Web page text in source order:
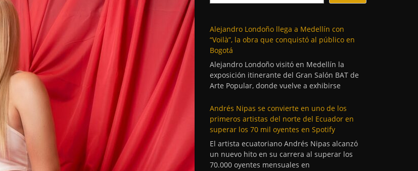
Alejandro Londoño llega a Medellín con
“Voilà”, la obra que conquistó al público en
Bogotá
Alejandro Londoño visitó en Medellín la
exposición itinerante del Gran Salón BAT de
Arte Popular, donde vuelve a exhibirse
Andrés Nipas se convierte en uno de los
primeros artistas del norte del Ecuador en
superar los 70 mil oyentes en Spotify
El artista ecuatoriano Andrés Nipas alcanzó
un nuevo hito en su carrera al superar los
70.000 oyentes mensuales en